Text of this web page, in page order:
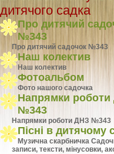
дитячого садка
Про дитячий
№343
Про дитячий садочок №343
Наш колектив
Наш колектив
Фотоальбом
Фото нашого садочка
Напрямки
№343
Напрямки роботи ДНЗ №343
Пісні в дитячому
Музична скарбничка
записи, тексти, мінусовки,